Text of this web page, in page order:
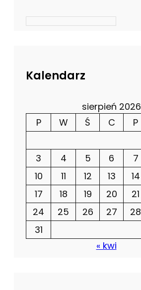
Kalendarz
sierpień 2026
P
W Ś C P
3
4 5 6 7
10
11 12 13 14
17
18 19 20 21
24
25 26 27 28
31
« kwi